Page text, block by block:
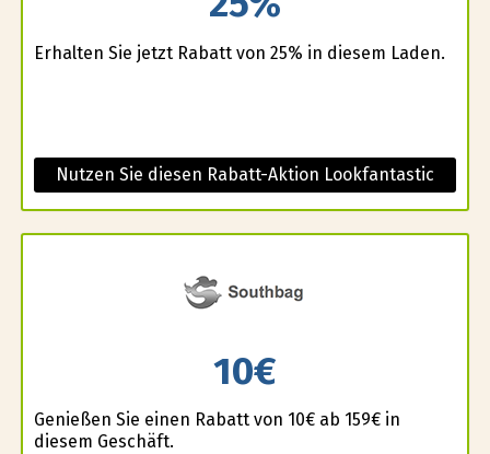
Erhalten Sie jetzt Rabatt von 25% in diesem Laden.
Nutzen Sie diesen Rabatt-Aktion Lookfantastic
10€
Genießen Sie einen Rabatt von 10€ ab 159€ in
diesem Geschäft.